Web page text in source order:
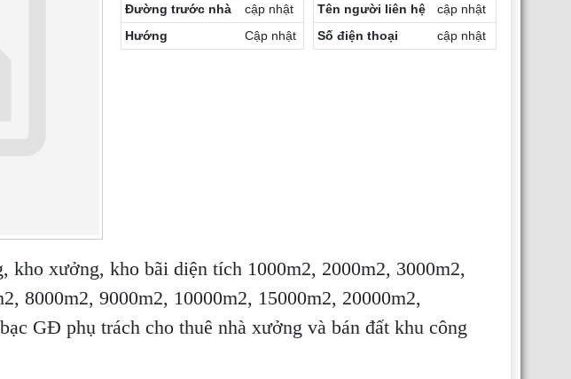
Đường trước nhà
cập nhật
Hướng
Cập nhật
Tên người liên hệ
cập nhật
Số điện thoại
cập nhật
kho xưởng, kho bãi diện tích 1000m2, 2000m2, 3000m2,
8000m2, 9000m2, 10000m2, 15000m2, 20000m2,
GĐ phụ trách cho thuê nhà xưởng và bán đất khu công